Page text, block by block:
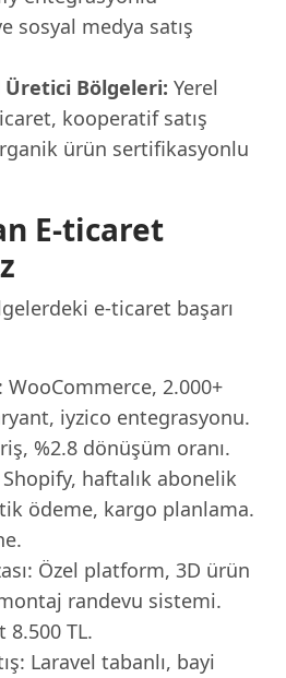
sosyal medya satış
Üretici Bölgeleri: Yerel
kooperatif satış
ürün sertifikasyonlu
E-ticaret
e-ticaret başarı
2.000+
iyzico entegrasyonu.
%2.8 dönüşüm oranı.
haftalık abonelik
ödeme, kargo planlama.
Özel platform, 3D ürün
randevu sistemi.
8.500 TL.
Laravel tabanlı, bayi